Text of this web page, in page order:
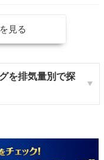
見る
を排気量別で探